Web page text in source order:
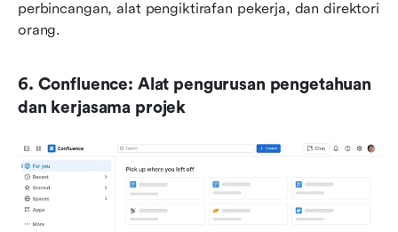
perbincangan, alat pengiktirafan pekerja, dan direktori
orang.
6. Confluence: Alat pengurusan pengetahuan
dan kerjasama projek